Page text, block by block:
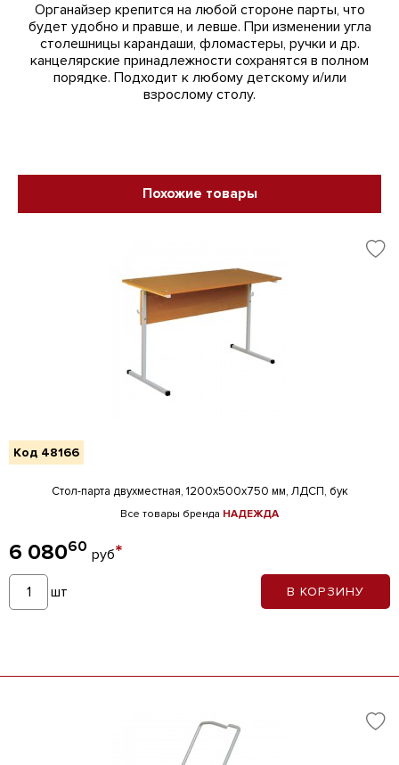
Органайзер крепится на любой стороне парты, что
будет удобно и правше, и левше. При изменении угла
столешницы карандаши, фломастеры, ручки и др.
канцелярские принадлежности сохранятся в полном
порядке. Подходит к любому детскому и/или
взрослому столу.
Похожие товары
Код 48166
Стол-парта двухместная, 1200х500х750 мм, ЛДСП, бук
Все товары бренда НАДЕЖДА
6 08060 руб*
шт В КОРЗИНУ